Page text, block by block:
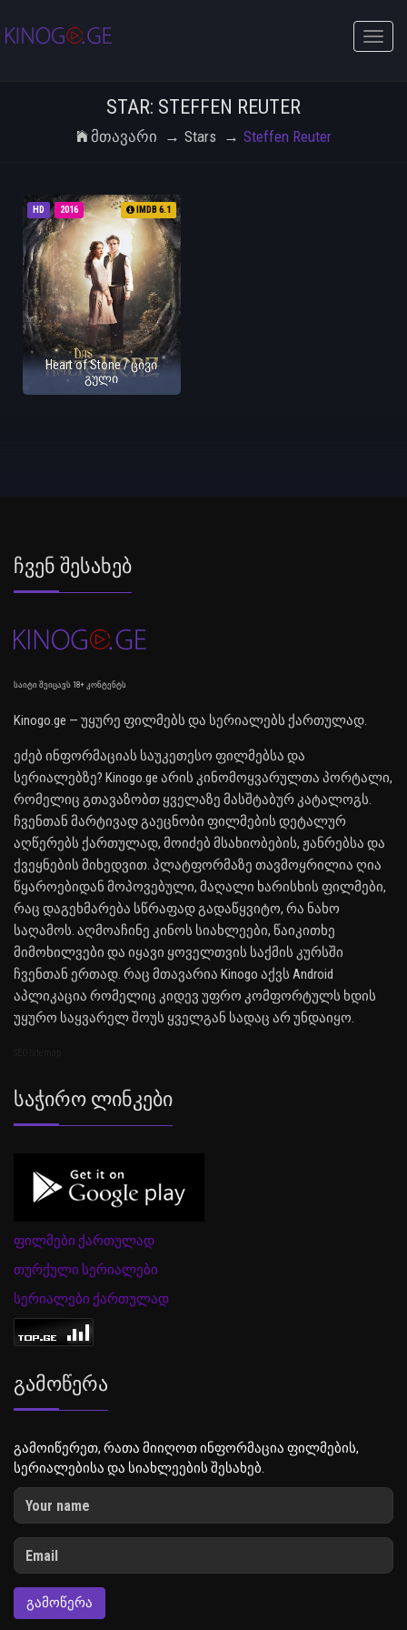
Toggle
STAR: STEFFEN REUTER
Მთავარი Stars Steffen Reuter
HD 2016 IMDB 6.1
Heart of Stone / ცივი
გული
Ჩვენ Შესახებ
საიტი შეიცავს 18+ კონტენტს
Kinogo.ge — უყურე ფილმებს და სერიალებს ქართულად.
ეძებ ინფორმაციას საუკეთესო ფილმებსა და
სერიალებზე? Kinogo.ge არის კინომოყვარულთა პორტალი,
რომელიც გთავაზობთ ყველაზე მასშტაბურ კატალოგს.
ჩვენთან მარტივად გაეცნობი ფილმების დეტალურ
აღწერებს ქართულად, მოიძებ მსახიობების, ჟანრებსა და
ქვეყნების მიხედვით. პლატფორმაზე თავმოყრილია ღია
წყაროებიდან მოპოვებული, მაღალი ხარისხის ფილმები,
რაც დაგეხმარება სწრაფად გადაწყვიტო, რა ნახო
საღამოს. აღმოაჩინე კინოს სიახლეები, წაიკითხე
მიმოხილვები და იყავი ყოველთვის საქმის კურსში
ჩვენთან ერთად. რაც მთავარია Kinogo აქვს Android
აპლიკაცია რომელიც კიდევ უფრო კომფორტულს ხდის
უყურო საყვარელ შოუს ყველგან სადაც არ უნდაიყო.
Საჭირო Ლინკები
ფილმები ქართულად
თურქული სერიალები
სერიალები ქართულად
Გამოწერა
გამოიწერეთ, რათა მიიღოთ ინფორმაცია ფილმების,
სერიალებისა და სიახლეების შესახებ.
ᲒᲐᲛᲝᲬᲔᲠᲐ